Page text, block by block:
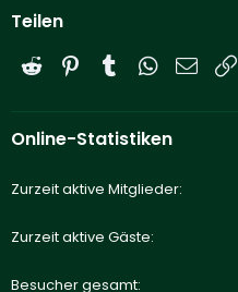
Teilen
Reddit PinterestTumblrWhatsApp
E-Mail
Online-Statistiken
Zurzeit aktive Mitglieder
Zurzeit aktive Gäste
Besucher gesamt